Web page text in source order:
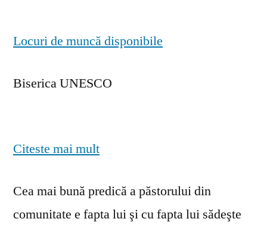
Locuri de muncă disponibile
Biserica UNESCO
Citeste mai mult
Cea mai bună predică a păstorului din
comunitate e fapta lui şi cu fapta lui sădeşte